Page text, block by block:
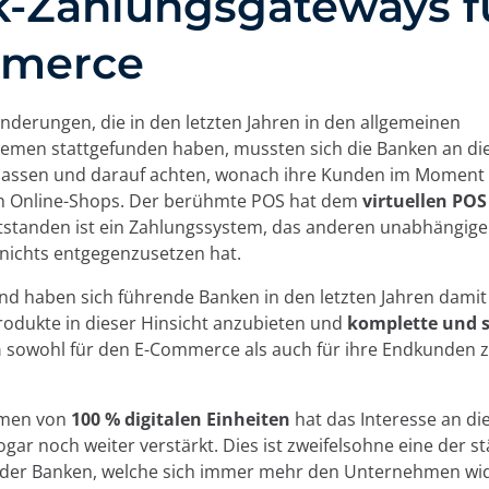
die in den letzten Jahren in den allgemeinen
stattgefunden haben, mussten sich die Banken an
und darauf achten, wonach ihre Kunden im Moment
Online-Shops. Der berühmte POS hat dem virtuellen POS
ist ein Zahlungssystem, das anderen
entgegenzusetzen hat.
haben sich führende Banken in den letzten Jahren
in dieser Hinsicht anzubieten und komplette und
sowohl für den E-Commerce als auch für ihre Endkunden
von 100 % digitalen Einheiten hat das Interesse an
noch weiter verstärkt. Dies ist zweifelsohne eine der
Banken, welche sich immer mehr den Unternehmen
verwenden wir Cookies:
aufzeichnen, während Sie im Web surfen. Der Zweck
sein, von der Verbesserung Ihrer Erfahrung auf
Sprache oder Empfehlung anderer interessanter
beim Zugriff auf private Bereiche der Website. Sie
über Werbeplattformen wieGoogle Ads und andere
akzeptieren, indem Sie auf die Schaltfläche
Informationen zu den verschiedenen von uns
unserer Datenschutzrichtlinie und unseren
Ablehnen